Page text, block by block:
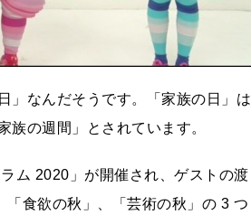
」なんだそうです。「家族の日」は
の週間」とされています。
ム 2020」が開催され、ゲストの渡
食欲の秋」、「芸術の秋」の 3 つ